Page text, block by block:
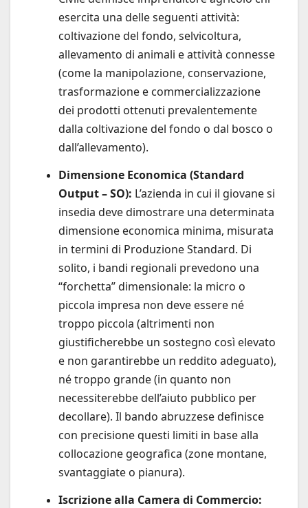
esercita una delle seguenti attività:
coltivazione del fondo, selvicoltura,
allevamento di animali e attività connesse
(come la manipolazione, conservazione,
trasformazione e commercializzazione
dei prodotti ottenuti prevalentemente
dalla coltivazione del fondo o dal bosco o
dall’allevamento).
Dimensione Economica (Standard
Output – SO): L’azienda in cui il giovane si
insedia deve dimostrare una determinata
dimensione economica minima, misurata
in termini di Produzione Standard. Di
solito, i bandi regionali prevedono una
“forchetta” dimensionale: la micro o
piccola impresa non deve essere né
troppo piccola (altrimenti non
giustificherebbe un sostegno così elevato
e non garantirebbe un reddito adeguato),
né troppo grande (in quanto non
necessiterebbe dell’aiuto pubblico per
decollare). Il bando abruzzese definisce
con precisione questi limiti in base alla
collocazione geografica (zone montane,
svantaggiate o pianura).
Iscrizione alla Camera di Commercio: